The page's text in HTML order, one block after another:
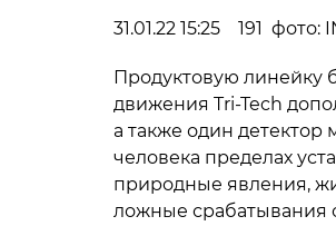
31.01.22 15:25 191 фото:
Продуктовую линейку
движения Tri-Tech
а также один
человека пределах
природные явления,
ложные срабатывания